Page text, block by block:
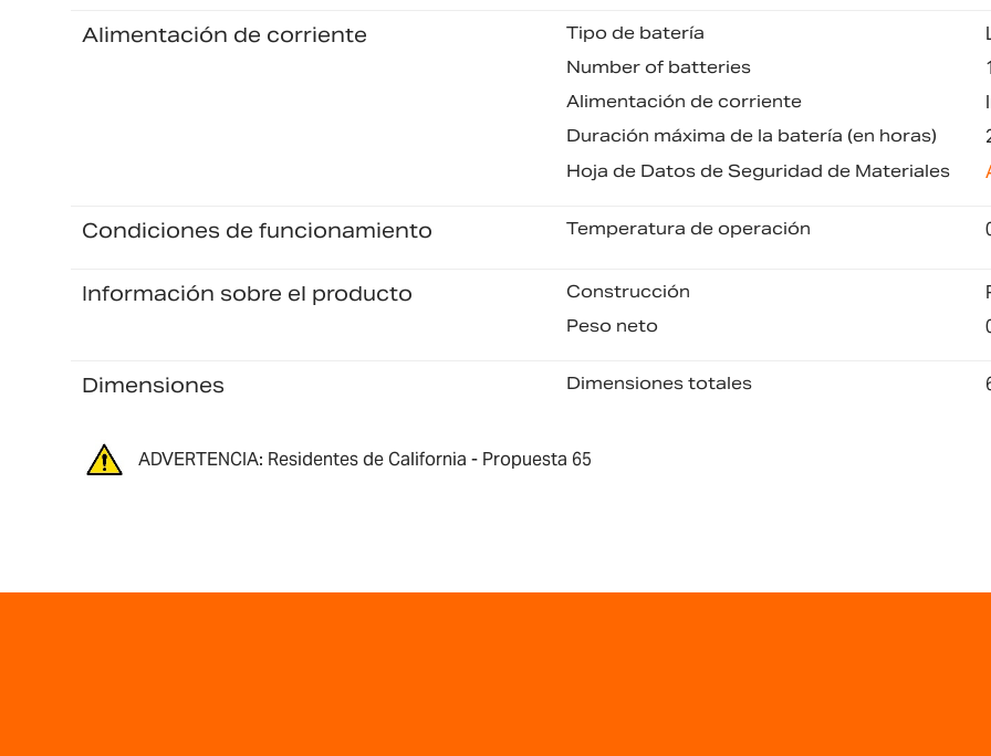
Alimentación de corriente Tipo de batería
Number of batteries 1
Alimentación de corriente
Duración máxima de la batería (en horas)
Hoja de Datos de Seguridad de Materiales
Condiciones de funcionamiento Temperatura de operación
Información sobre el producto Construcción
Peso neto
Dimensiones Dimensiones totales
ADVERTENCIA: Residentes de California - Propuesta 65